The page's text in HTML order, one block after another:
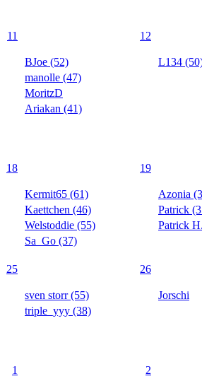
11 12
BJoe (52)
manolle (47)
MoritzD
Ariakan (41)
L134
18 19
Kermit65 (61)
Kaettchen (46)
Welstoddie (55)
Sa_Go (37)
Azonia
Patrick
Patrick
25 26
sven storr (55)
triple_yyy (38)
Jorschi
1 2